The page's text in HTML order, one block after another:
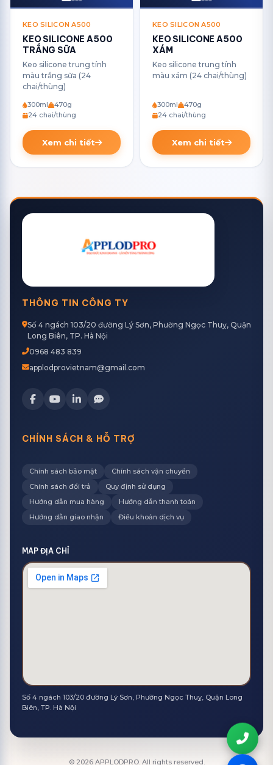
KEO SILICON A500
KEO SILICONE A500
TRẮNG SỮA
Keo silicone trung tính
màu trắng sữa (24
chai/thùng)
300ml
470g
24 chai/thùng
Xem chi tiết
KEO SILICON A500
KEO SILICONE A500
XÁM
Keo silicone trung tính
màu xám (24 chai/thùng)
300ml
470g
24 chai/thùng
Xem chi tiết
THÔNG TIN CÔNG TY
Số 4 ngách 103/20 đường Lý Sơn, Phường Ngọc Thuỵ, Quận
Long Biên, TP. Hà Nội
0968 483 839
applodprovietnam@gmail.com
CHÍNH SÁCH & HỖ TRỢ
Chính sách bảo mật
Chính sách vận chuyển
Chính sách đổi trả
Quy định sử dụng
Hướng dẫn mua hàng
Hướng dẫn thanh toán
Hướng dẫn giao nhận
Điều khoản dịch vụ
MAP ĐỊA CHỈ
Số 4 ngách 103/20 đường Lý Sơn, Phường Ngọc Thuỵ, Quận Long
Biên, TP. Hà Nội
© 2026APPLODPRO. All rights reserved.